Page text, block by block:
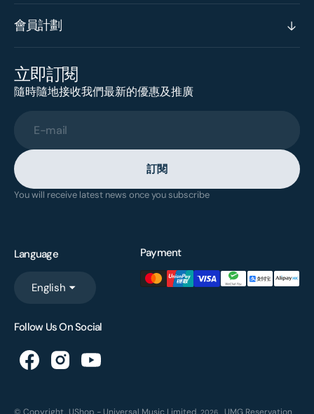
會員計劃
立即訂閱
隨時隨地接收我們最新的優惠及推廣
E-mail
訂閱
You will receive latest news once you subscribe
Language
English
Payment
Follow Us On Social